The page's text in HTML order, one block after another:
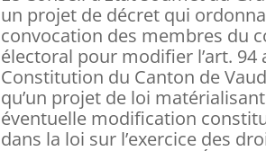
un projet de décret qui
convocation des membres du
électoral pour modifier l’art. 94
Constitution du Canton de
qu’un projet de loi
éventuelle modification
dans la loi sur l’exercice des